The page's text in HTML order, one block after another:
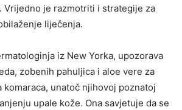
Vrijedno je razmotriti i strategije za
liječenja.
iz New Yorka, upozorava
zobenih pahuljica i aloe vere za
komaraca, unatoč njihovoj poznatoj
upale kože. Ona savjetuje da se